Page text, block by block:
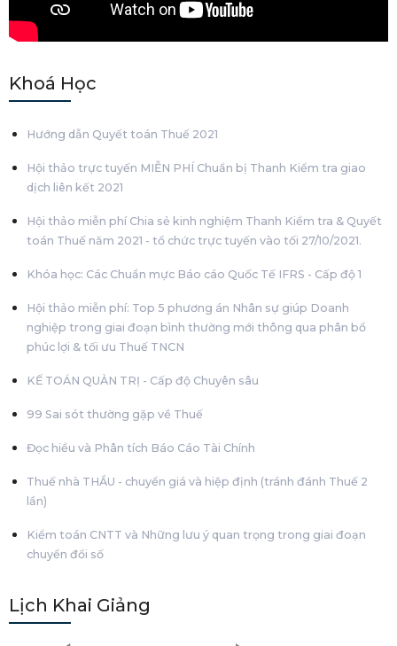
Khoá Học
Hướng dẫn Quyết toán Thuế 2021
Hội thảo trực tuyến MIỄN PHÍ Chuẩn bị Thanh Kiểm tra giao
dịch liên kết 2021
Hội thảo miễn phí Chia sẻ kinh nghiệm Thanh Kiểm tra & Quyết
toán Thuế năm 2021 - tổ chức trực tuyến vào tối 27/10/2021.
Khóa học: Các Chuẩn mực Báo cáo Quốc Tế IFRS - Cấp độ 1
Hội thảo miễn phí: Top 5 phương án Nhân sự giúp Doanh
nghiệp trong giai đoạn bình thường mới thông qua phân bổ
phúc lợi & tối ưu Thuế TNCN
KẾ TOÁN QUẢN TRỊ - Cấp độ Chuyên sâu
99 Sai sót thường gặp về Thuế
Đọc hiểu và Phân tích Báo Cáo Tài Chính
Thuế nhà THẦU - chuyển giá và hiệp định (tránh đánh Thuế 2
lần)
Kiểm toán CNTT và Những lưu ý quan trọng trong giai đoạn
chuyển đổi số
Lịch Khai Giảng